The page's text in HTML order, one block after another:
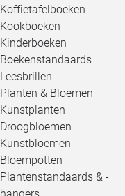
Koffietafelboeken
Kookboeken
Kinderboeken
Boekenstandaards
Leesbrillen
Planten & Bloemen
Kunstplanten
Droogbloemen
Kunstbloemen
Bloempotten
Plantenstandaards & -